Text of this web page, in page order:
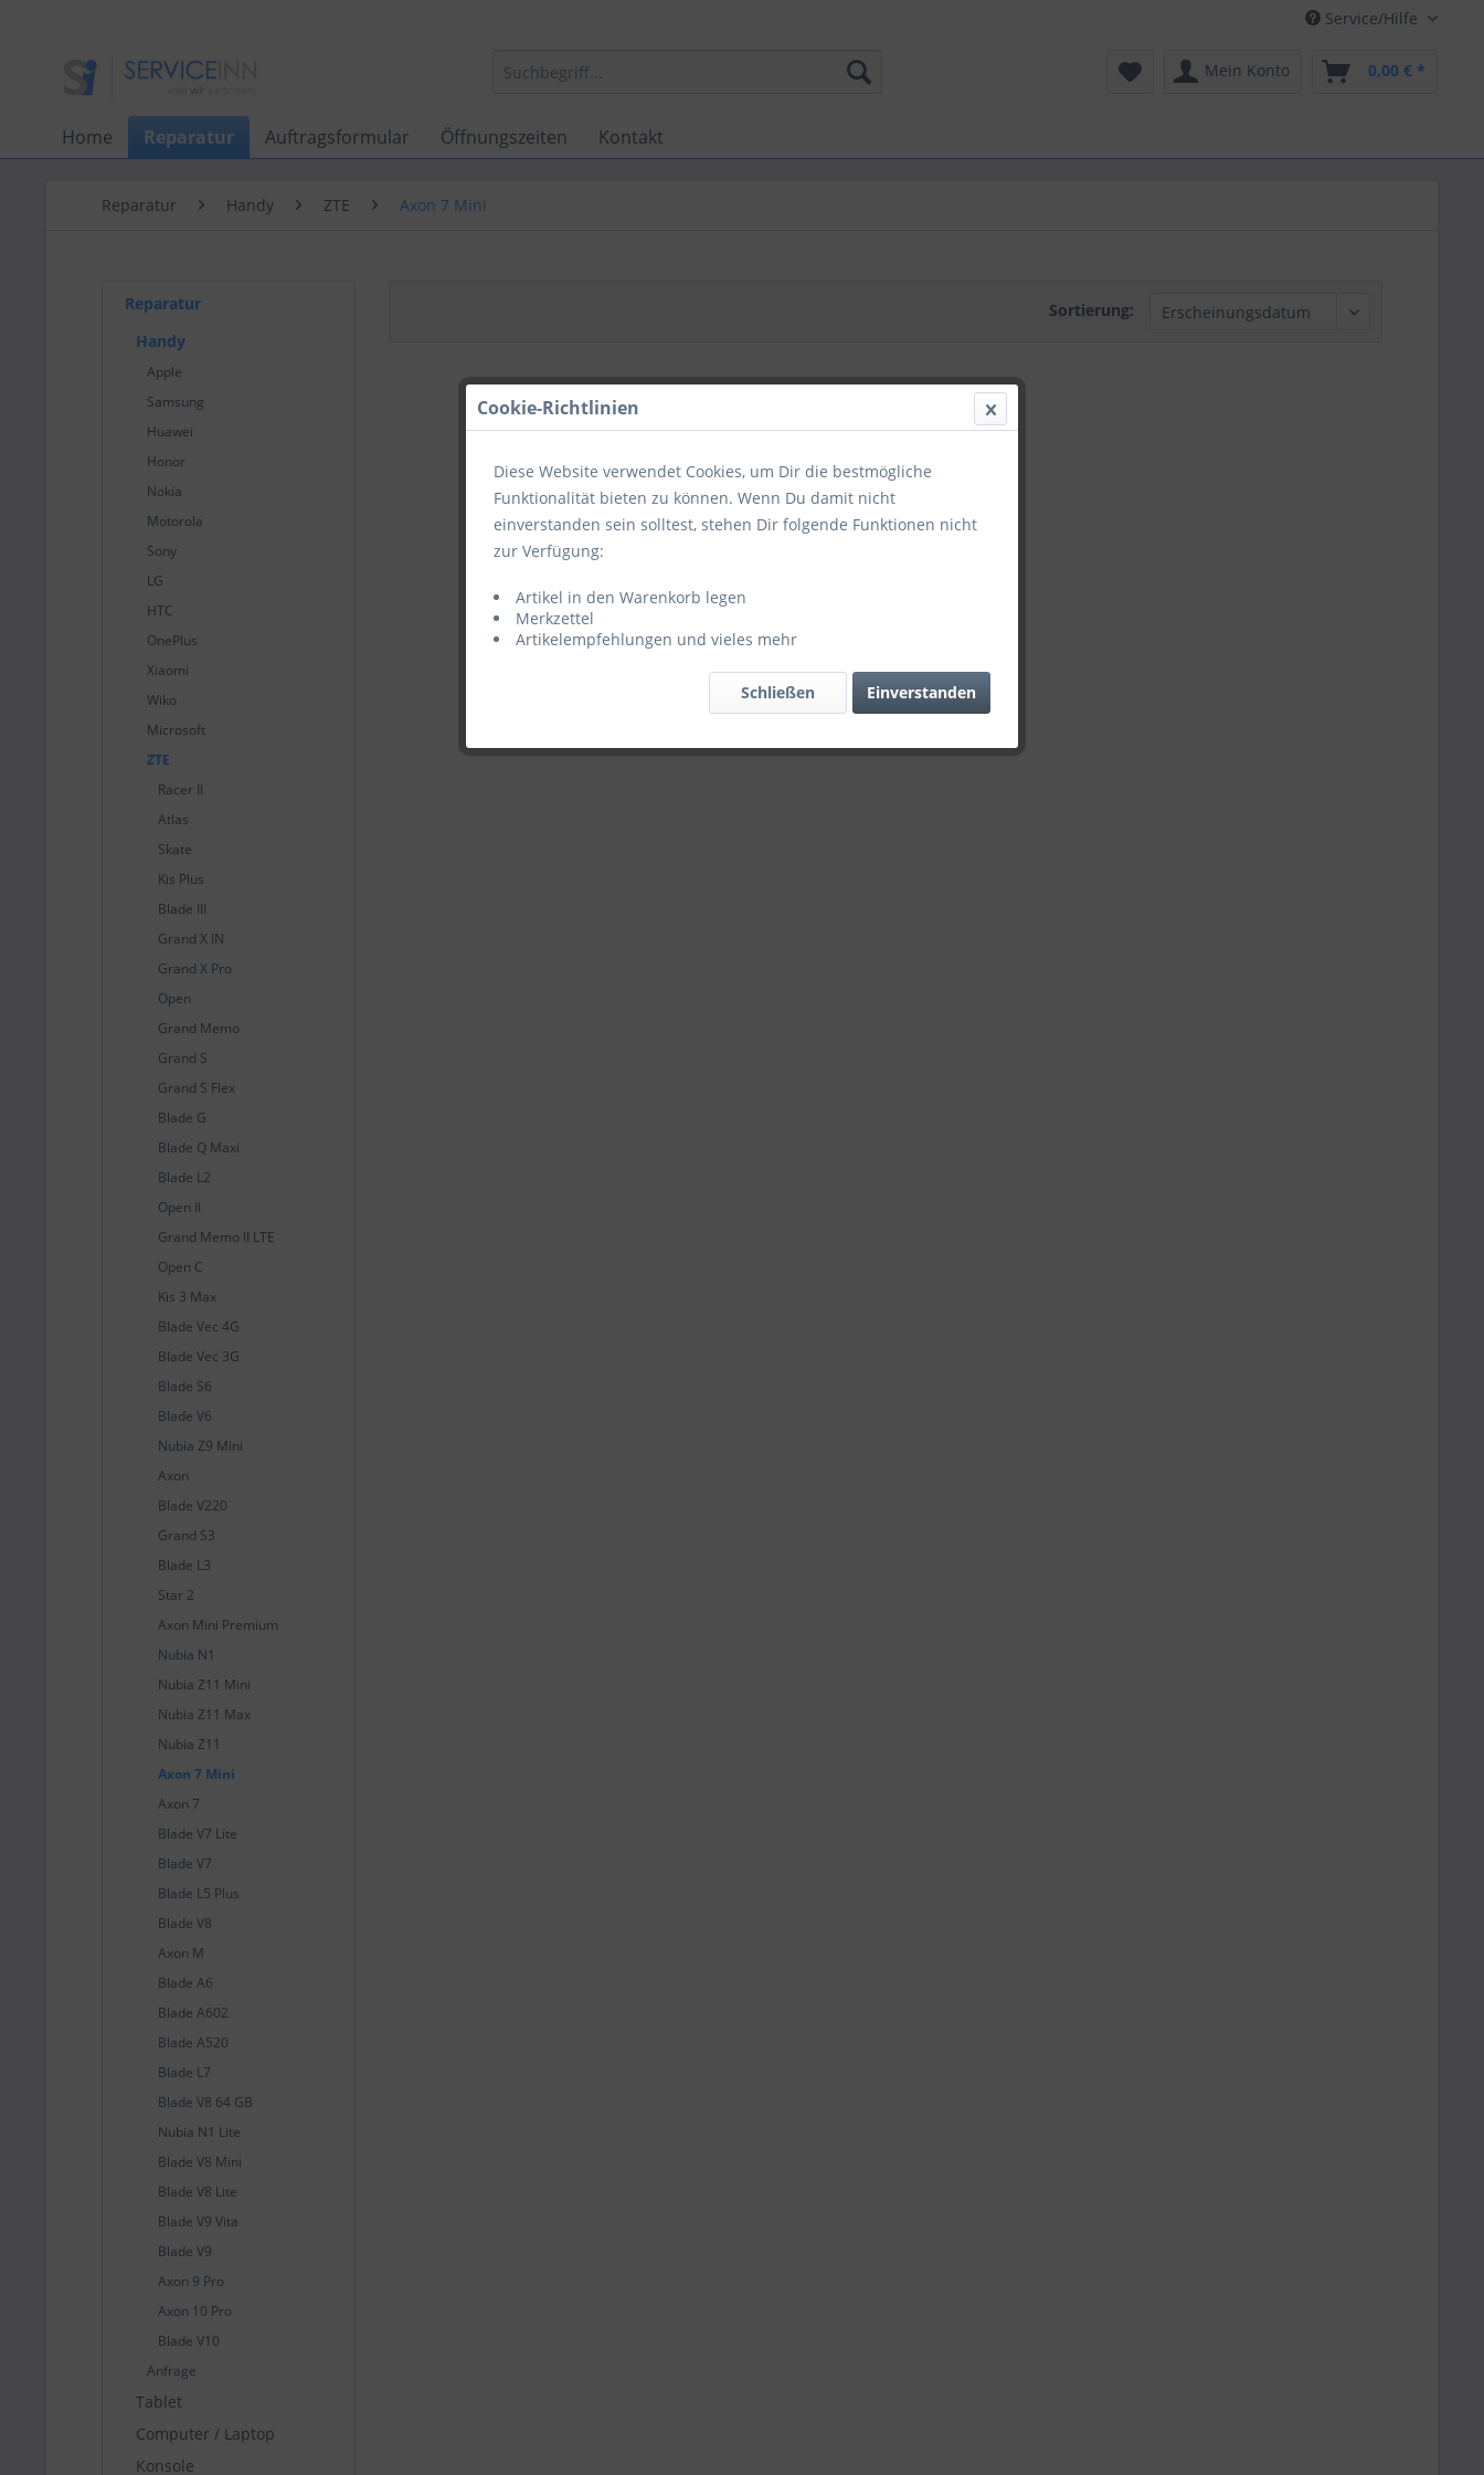
Service/Hilfe
Mein Konto 0,00 € *
Home Reparatur Auftragsformular Öffnungszeiten Kontakt
Reparatur Handy ZTE Axon 7 Mini
Reparatur
Handy
Apple
Samsung
Huawei
Honor
Nokia
Motorola
Sony
LG
HTC
OnePlus
Xiaomi
Wiko
Microsoft
ZTE
Racer II
Atlas
Skate
Kis Plus
Blade III
Grand X IN
Grand X Pro
Open
Grand Memo
Grand S
Grand S Flex
Blade G
Blade Q Maxi
Blade L2
Open II
Grand Memo II LTE
Open C
Kis 3 Max
Blade Vec 4G
Blade Vec 3G
Blade S6
Blade V6
Nubia Z9 Mini
Axon
Blade V220
Grand S3
Blade L3
Star 2
Axon Mini Premium
Nubia N1
Nubia Z11 Mini
Nubia Z11 Max
Nubia Z11
Axon 7 Mini
Axon 7
Blade V7 Lite
Blade V7
Blade L5 Plus
Blade V8
Axon M
Blade A6
Blade A602
Blade A520
Blade L7
Blade V8 64 GB
Nubia N1 Lite
Blade V8 Mini
Blade V8 Lite
Blade V9 Vita
Blade V9
Axon 9 Pro
Axon 10 Pro
Blade V10
Anfrage
Tablet
Computer / Laptop
Konsole
Sortierung:
Cookie-Richtlinien
Diese Website verwendet Cookies, um Dir die bestmögliche
Funktionalität bieten zu können. Wenn Du damit nicht
einverstanden sein solltest, stehen Dir folgende Funktionen nicht
zur Verfügung:
Artikel in den Warenkorb legen
Merkzettel
Artikelempfehlungen und vieles mehr
Einverstanden
Schließen